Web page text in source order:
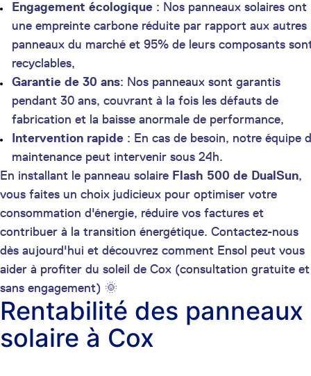
Engagement écologique : Nos panneaux solaires ont
une empreinte carbone réduite par rapport aux autres
panneaux du marché et 95% de leurs composants
recyclables,
Garantie de 30 ans: Nos panneaux sont garantis
pendant 30 ans, couvrant à la fois les défauts de
fabrication et la baisse anormale de performance,
Intervention rapide : En cas de besoin, notre équipe
maintenance peut intervenir sous 24h.
En installant le panneau solaire Flash 500 de DualSun,
vous faites un choix judicieux pour optimiser votre
consommation d'énergie, réduire vos factures et
contribuer à la transition énergétique. Contactez-nous
dès aujourd'hui et découvrez comment Ensol peut vous
aider à profiter du soleil de Cox (consultation gratuite et
sans engagement) 🌞
Rentabilité des panneaux
solaire à Cox